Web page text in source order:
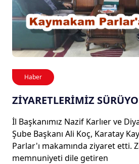
Haber
ZİYARETLERİMİZ
İl Başkanımız Nazif Karlıer ve
Şube Başkanı Ali Koç, Karatay
Parlar'ı makamında ziyaret etti.
memnuniyeti dile getiren